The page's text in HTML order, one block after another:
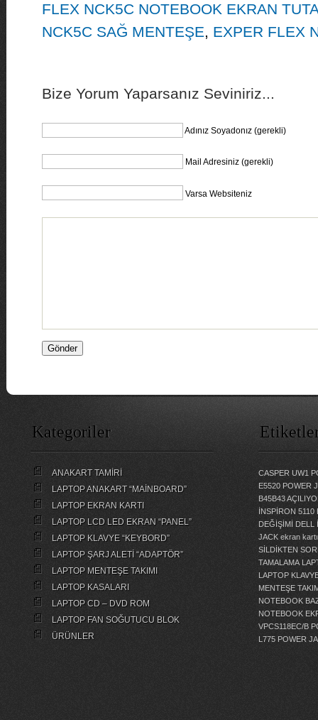
FLEX NCK5C NOTEBOOK EKRAN
NCK5C SAĞ MENTEŞE, EXPER FLEX
Bize Yorum Yaparsanız Seviniriz...
Adınız Soyadonız (gerekli)
Mail Adresiniz (gerekli)
Varsa Websiteniz
Kategoriler
ANAKART TAMİRİ
LAPTOP ANAKART “MAİNBOARD”
LAPTOP EKRAN KARTI
LAPTOP LCD LED EKRAN “PANEL”
LAPTOP KLAVYE “KEYBORD”
LAPTOP ŞARJ ALETİ “ADAPTÖR”
LAPTOP MENTEŞE TAKIMI
LAPTOP KASALARI
LAPTOP CD – DVD ROM
LAPTOP FAN SOĞUTUCU BLOK
ÜRÜNLER
CASPER UW1
E5520 POWER
B45B43
İNSPİRON
DEĞİŞİMİ
DELL
JACK ekran
SİLDİKTEN
TAMALAMA
LAPTOP
MENTEŞE
NOTEBOOK
NOTEBOOK
VPCS118EC/B
L775 POWER